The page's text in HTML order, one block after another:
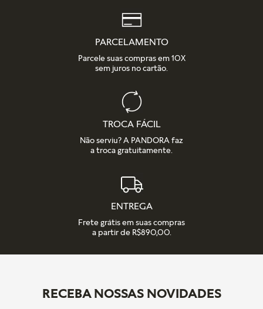
detalhes na nossa seção de FAQ.
PARCELAMENTO
Parcele suas compras em 10X
sem juros no cartão.
TROCA FÁCIL
Não serviu? A PANDORA faz
a troca gratuitamente.
ENTREGA
Frete grátis em suas compras
a partir de R$890,00.
RECEBA NOSSAS NOVIDADES